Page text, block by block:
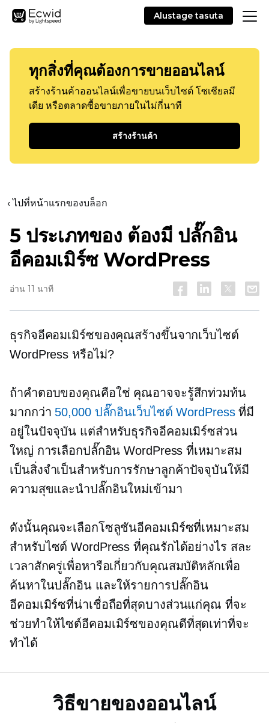
Alustage tasuta
ทุกสิ่งที่คุณต้องการขายออนไลน์
สร้างร้านค้าออนไลน์เพื่อขายบนเว็บไซต์ โซเชียลมี
เดีย หรือตลาดซื้อขายภายในไม่กี่นาที
สร้างร้านค้า
‹ ไปที่หน้าแรกของบล็อก
5 ประเภทของ ต้องมี ปลั๊กอิน
อีคอมเมิร์ซ WordPress
อ่าน 11 นาที
ธุรกิจอีคอมเมิร์ซของคุณสร้างขึ้นจากเว็บไซต์
WordPress หรือไม่?
ถ้าคำตอบของคุณคือใช่ คุณอาจจะรู้สึกท่วมท้น
มากกว่า 50,000 ปลั๊กอินเว็บไซต์ WordPressที่มี
อยู่ในปัจจุบัน แต่สำหรับธุรกิจอีคอมเมิร์ซส่วน
ใหญ่ การเลือกปลั๊กอิน WordPress ที่เหมาะสม
เป็นสิ่งจำเป็นสำหรับการรักษาลูกค้าปัจจุบันให้มี
ความสุขและนำปลั๊กอินใหม่เข้ามา
ดังนั้นคุณจะเลือกโซลูชันอีคอมเมิร์ซที่เหมาะสม
สำหรับไซต์ WordPress ที่คุณรักได้อย่างไร สละ
เวลาสักครู่เพื่อหารือเกี่ยวกับคุณสมบัติหลักเพื่อ
ค้นหาในปลั๊กอิน และให้รายการปลั๊กอิน
อีคอมเมิร์ซที่น่าเชื่อถือที่สุดบางส่วนแก่คุณ ที่จะ
ช่วยทำให้ไซต์อีคอมเมิร์ซของคุณดีที่สุดเท่าที่จะ
ทำได้
วิธีขายของออนไลน์